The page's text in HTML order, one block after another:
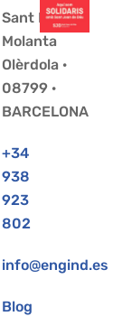
Sant Pere
Molanta
Olèrdola ·
08799 ·
BARCELONA
+34
938
923
802
info@engind.es
Blog